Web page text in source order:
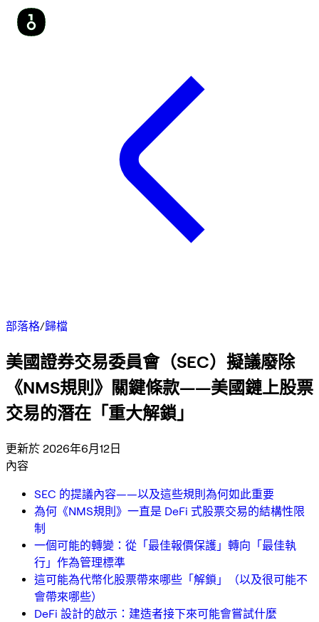
部落格/歸檔
美國證券交易委員會（SEC）擬議廢除
《NMS規則》關鍵條款——美國鏈上股票
交易的潛在「重大解鎖」
更新於 2026年6月12日
內容
SEC 的提議內容——以及這些規則為何如此重要
為何《NMS規則》一直是 DeFi 式股票交易的結構性限
制
一個可能的轉變：從「最佳報價保護」轉向「最佳執
行」作為管理標準
這可能為代幣化股票帶來哪些「解鎖」（以及很可能不
會帶來哪些）
DeFi 設計的啟示：建造者接下來可能會嘗試什麼